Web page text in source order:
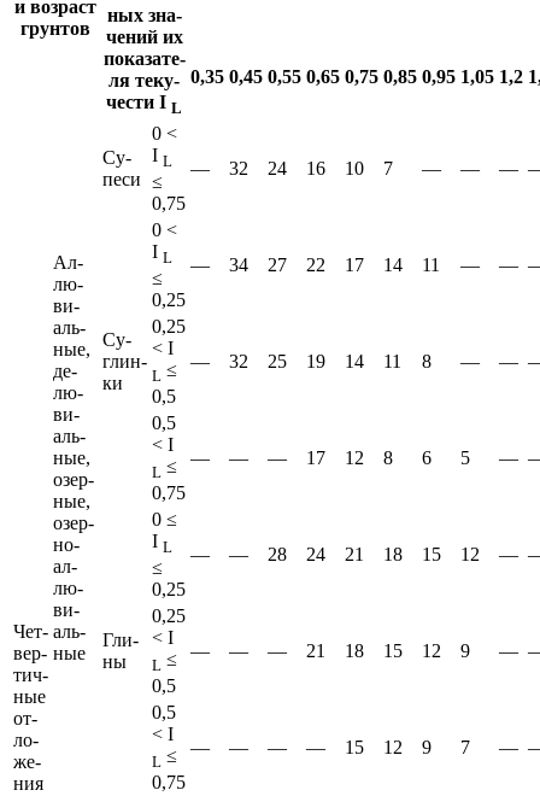
и воз­раст
грун­тов
ных зна­
че­ний их
по­ка­за­те­
ля те­ку­
че­сти I L
0,35 0,45 0,55 0,65 0,75 0,85 0,95 1,05 1,2
Чет­
вер­
тич­
ные
от­
ло­
же­
ния
Ал­
лю­
ви­
аль­
ные,
де­
лю­
ви­
аль­
ные,
озер­
ные,
озер­
но-
ал­
лю­
ви­
аль­
ные
Су­
песи
0 <
I L
≤
0,75
— 32 24 16 10 7 — — —
Су­
глин­
ки
0 <
I L
≤
0,25
— 34 27 22 17 14 11 — —
0,25
< I
L ≤
0,5
— 32 25 19 14 11 8 — —
0,5
< I
L ≤
0,75
— — — 17 12 8 6 5 —
Гли­
ны
0 ≤
I L
≤
0,25
— — 28 24 21 18 15 12 —
0,25
< I
L ≤
0,5
— — — 21 18 15 12 9 —
0,5
< I
L ≤
0,75
— — — — 15 12 9 7 —